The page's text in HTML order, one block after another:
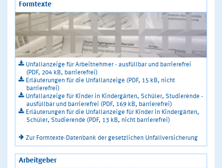
Formtexte
Unfallanzeige für Arbeitnehmer - ausfüllbar und barrierefrei
(PDF, 204 kB, barrierefrei)
Erläuterungen für die Unfallanzeige (PDF, 15 kB, nicht
barrierefrei)
Unfallanzeige für Kinder in Kindergärten, Schüler, Studierende -
ausfüllbar und barrierefrei (PDF, 169 kB, barrierefrei)
Erläuterungen für die Unfallanzeige für Kinder in Kindergärten,
Schüler, Studierende (PDF, 13 kB, nicht barrierefrei)
Zur Formtexte-Datenbank der gesetzlichen Unfallversicherung
Arbeitgeber